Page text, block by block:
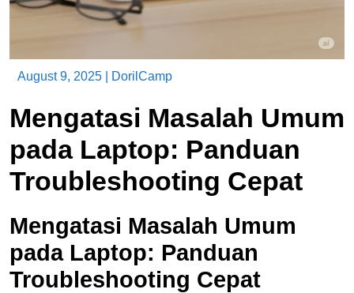
August 9, 2025 DorilCamp
Mengatasi Masalah Umum
pada Laptop: Panduan
Troubleshooting Cepat
Mengatasi Masalah Umum
pada Laptop: Panduan
Troubleshooting Cepat